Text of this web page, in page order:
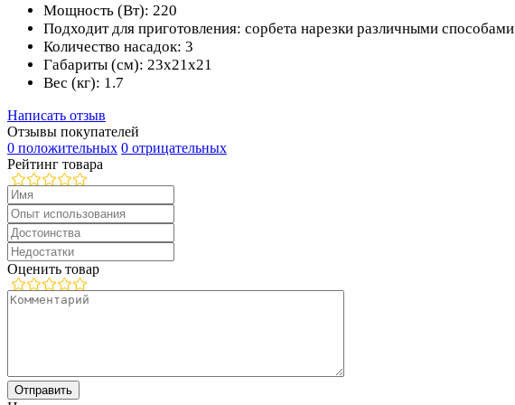
Мощность (Вт): 220
Подходит для приготовления: сорбета нарезки различными способами
Количество насадок: 3
Габариты (см): 23x21x21
Вес (кг): 1.7
Написать отзыв
Отзывы покупателей
0 положительных 0 отрицательных
Рейтинг товара
Оценить товар